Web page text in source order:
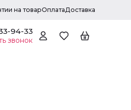
на товарОплатаДоставка
94-33
звонок